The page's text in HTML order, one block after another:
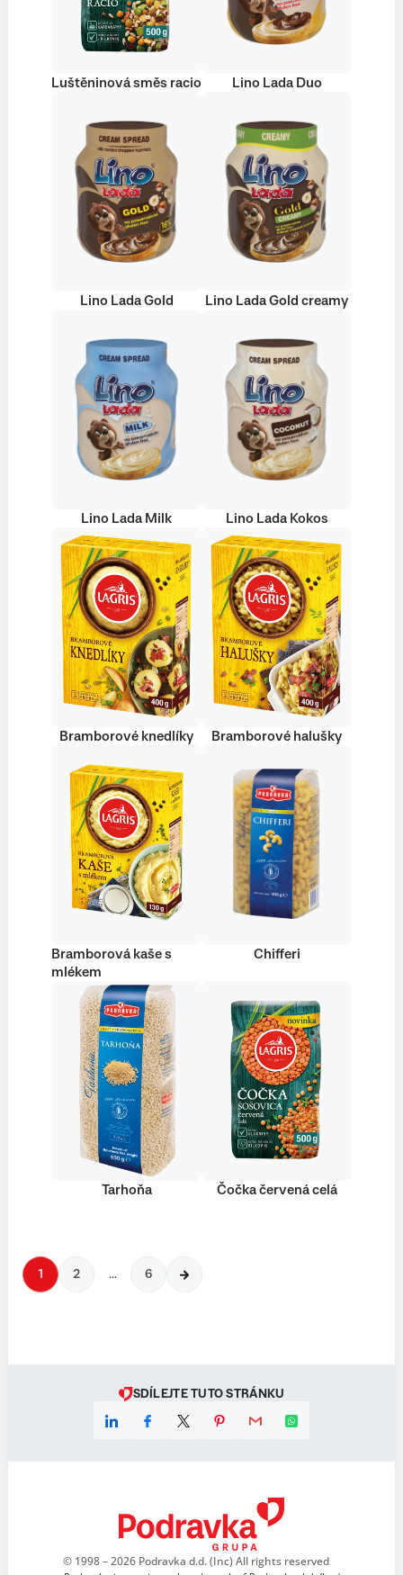
Luštěninová směs racio Lino Lada Duo
Lino Lada Gold Lino Lada Gold creamy
Lino Lada Milk Lino Lada Kokos
Bramborové knedlíky Bramborové halušky
Bramborová kaše s
mlékem
Chifferi
Tarhoňa Čočka červená celá
1 2 … 6
SDÍLEJTE TUTO STRÁNKU
© 1998 – 2026 Podravka d.d. (Inc) All rights reserved